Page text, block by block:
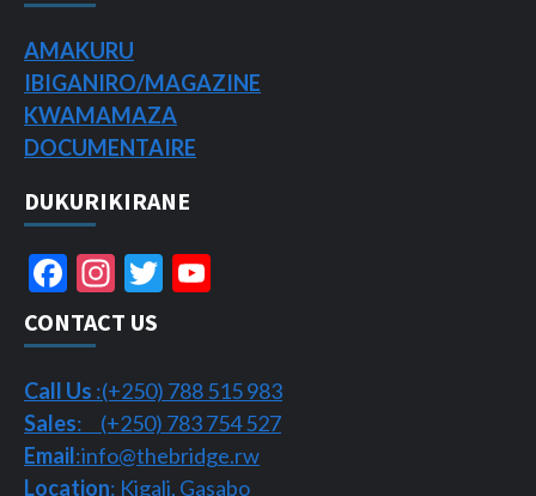
AMAKURU
IBIGANIRO/MAGAZINE
KWAMAMAZA
DOCUMENTAIRE
DUKURIKIRANE
Facebook
Instagram
Twitter
CONTACT US
Call Us :(+250) 788 515 983
Sales: (+250) 783 754 527
Email:info@thebridge.rw
Location: Kigali, Gasabo